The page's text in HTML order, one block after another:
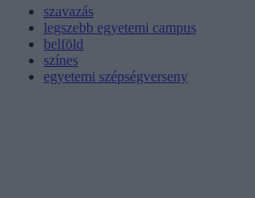
szavazás
legszebb egyetemi campus
belföld
színes
egyetemi szépségverseny